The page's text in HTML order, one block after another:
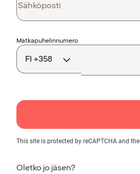
Maakoodi
Matkapuhelinnumero
This site is protected by reCAPTCHA and the
Oletko jo jäsen?